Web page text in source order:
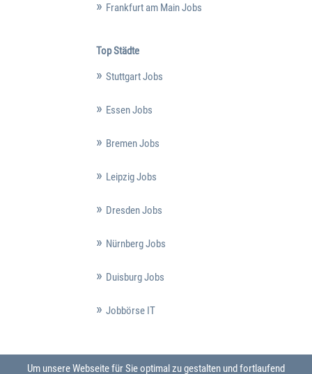
Frankfurt am Main Jobs
Top Städte
Stuttgart Jobs
Essen Jobs
Bremen Jobs
Leipzig Jobs
Dresden Jobs
Nürnberg Jobs
Duisburg Jobs
Jobbörse IT
Um unsere Webseite für Sie optimal zu gestalten und fortlaufend